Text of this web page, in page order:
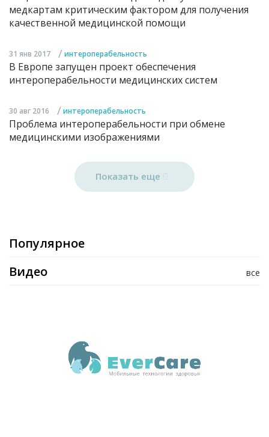
медкартам критическим фактором для получения
качественной медицинской помощи
31 янв 2017 / интероперабельность
В Европе запущен проект обеспечения
интероперабельности медицинских систем
30 авг 2016 / интероперабельность
Проблема интероперабельности при обмене
медицинскими изображениями
Показать еще
Популярное
все
Видео